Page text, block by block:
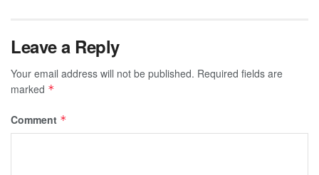
Leave a Reply
Your email address will not be published. Required fields are
marked *
Comment *